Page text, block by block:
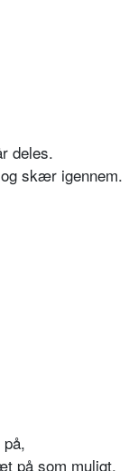
deles.
skær igennem.
på som muligt,